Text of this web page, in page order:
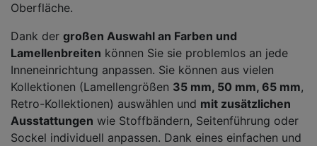
Oberfläche.
Dank der großen Auswahl an Farben und
Lamellenbreiten können Sie sie problemlos an jede
Inneneinrichtung anpassen. Sie können aus vielen
Kollektionen (Lamellengrößen 35 mm, 50 mm, 65 mm,
Retro-Kollektionen) auswählen und mit zusätzlichen
Ausstattungen wie Stoffbändern, Seitenführung oder
Sockel individuell anpassen. Dank eines einfachen und